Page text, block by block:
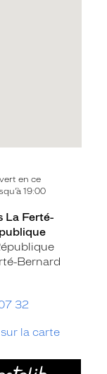
en ce
19:00
La Ferté-
Bernard
32
la carte